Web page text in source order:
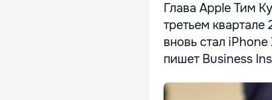
Глава Apple Тим
третьем
вновь стал
пишет Business